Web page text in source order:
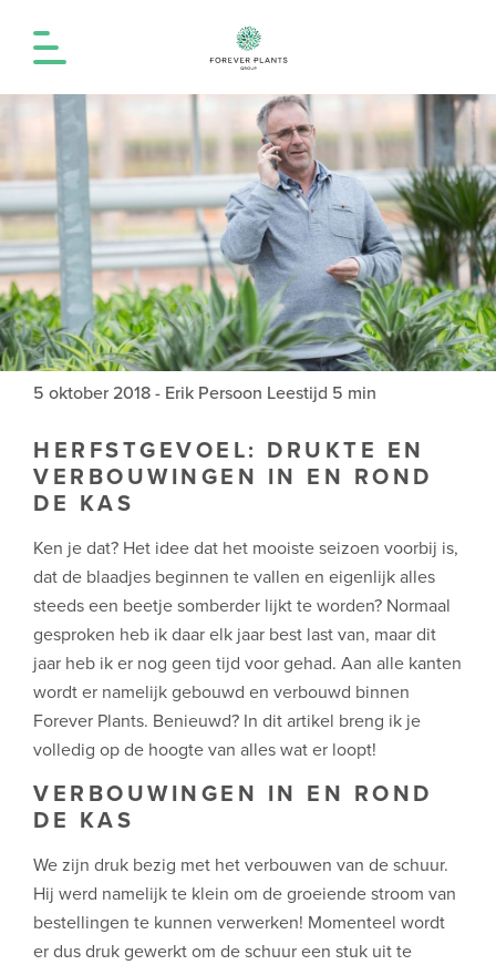
5 oktober 2018 - Erik Persoon Leestijd 5 min
HERFSTGEVOEL: DRUKTE EN
VERBOUWINGEN IN EN ROND
DE KAS
Ken je dat? Het idee dat het mooiste seizoen voorbij is,
dat de blaadjes beginnen te vallen en eigenlijk alles
steeds een beetje somberder lijkt te worden? Normaal
gesproken heb ik daar elk jaar best last van, maar dit
jaar heb ik er nog geen tijd voor gehad. Aan alle kanten
wordt er namelijk gebouwd en verbouwd binnen
Forever Plants. Benieuwd? In dit artikel breng ik je
volledig op de hoogte van alles wat er loopt!
VERBOUWINGEN IN EN ROND
DE KAS
We zijn druk bezig met het verbouwen van de schuur.
Hij werd namelijk te klein om de groeiende stroom van
bestellingen te kunnen verwerken! Momenteel wordt
er dus druk gewerkt om de schuur een stuk uit te